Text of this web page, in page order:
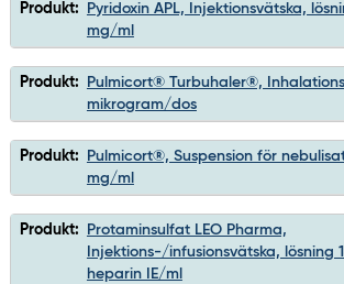
Produkt:
Pyridoxin APL, Injektionsvätska,
mg/ml
Produkt:
Pulmicort® Turbuhaler®,
mikrogram/dos
Produkt:
Pulmicort®, Suspension för
mg/ml
Produkt:
Protaminsulfat LEO Pharma,
Injektions-/infusionsvätska, lösning
heparin IE/ml